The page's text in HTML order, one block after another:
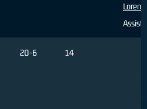
Assist
20-6 14